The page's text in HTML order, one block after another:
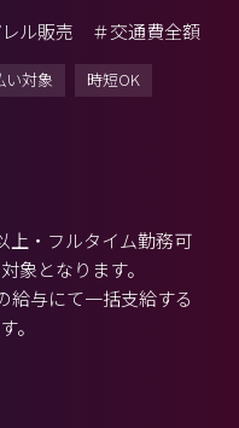
ル販売 ＃交通費全額
い対象 時短OK
上・フルタイム勤務可
象となります。
給与にて一括支給する
。